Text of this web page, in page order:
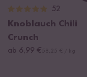
52
Knoblauch Chili
Crunch
ab 6,99 €